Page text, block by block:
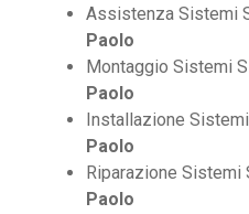
Assistenza Sistemi
Paolo
Montaggio Sistemi
Paolo
Installazione
Paolo
Riparazione Sistemi
Paolo